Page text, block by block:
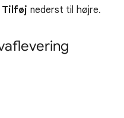
Tilføj nederst til højre.